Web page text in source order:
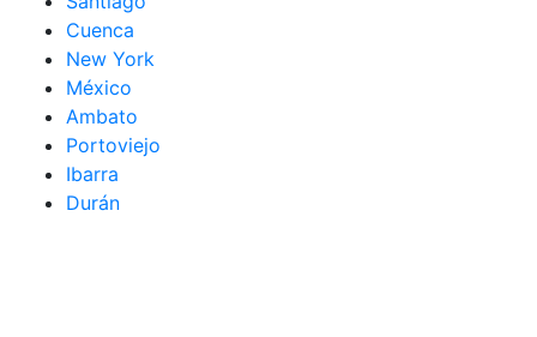
Cuenca
New York
México
Ambato
Portoviejo
Ibarra
Durán